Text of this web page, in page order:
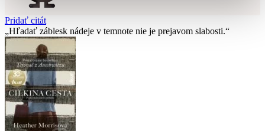
Pridať citát
Hľadať záblesk nádeje v temnote nie je prejavom slabosti.